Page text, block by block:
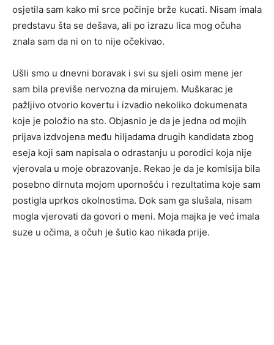
osjetila sam kako mi srce počinje brže kucati. Nisam imala
predstavu šta se dešava, ali po izrazu lica mog očuha
znala sam da ni on to nije očekivao.
Ušli smo u dnevni boravak i svi su sjeli osim mene jer
sam bila previše nervozna da mirujem. Muškarac je
pažljivo otvorio kovertu i izvadio nekoliko dokumenata
koje je položio na sto. Objasnio je da je jedna od mojih
prijava izdvojena među hiljadama drugih kandidata zbog
eseja koji sam napisala o odrastanju u porodici koja nije
vjerovala u moje obrazovanje. Rekao je da je komisija bila
posebno dirnuta mojom upornošću i rezultatima koje sam
postigla uprkos okolnostima. Dok sam ga slušala, nisam
mogla vjerovati da govori o meni. Moja majka je već imala
suze u očima, a očuh je šutio kao nikada prije.